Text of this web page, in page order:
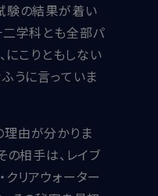
験の結果が着い
二学科とも全部パ
にこりともしない
うに言っていま
由が分かりま
の相手は、レイブ
リアウォーター